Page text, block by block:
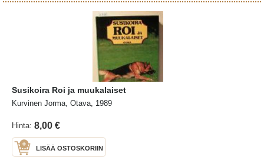
Susikoira Roi ja muukalaiset
Kurvinen Jorma, Otava, 1989
Hinta: 8,00 €
LISÄÄ OSTOSKORIIN